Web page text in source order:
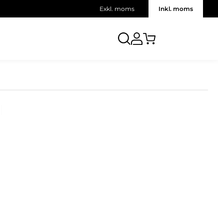
Exkl. moms Inkl. moms